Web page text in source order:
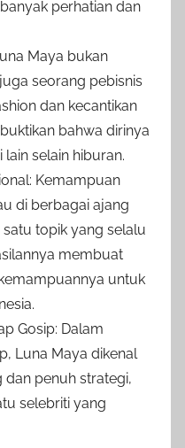
perhatian dan
Maya bukan
seorang pebisnis
dan kecantikan
bahwa dirinya
selain hiburan.
Kemampuan
di berbagai ajang
topik yang selalu
membuat
untuk
Gosip: Dalam
Luna Maya dikenal
dan penuh strategi,
selebriti yang